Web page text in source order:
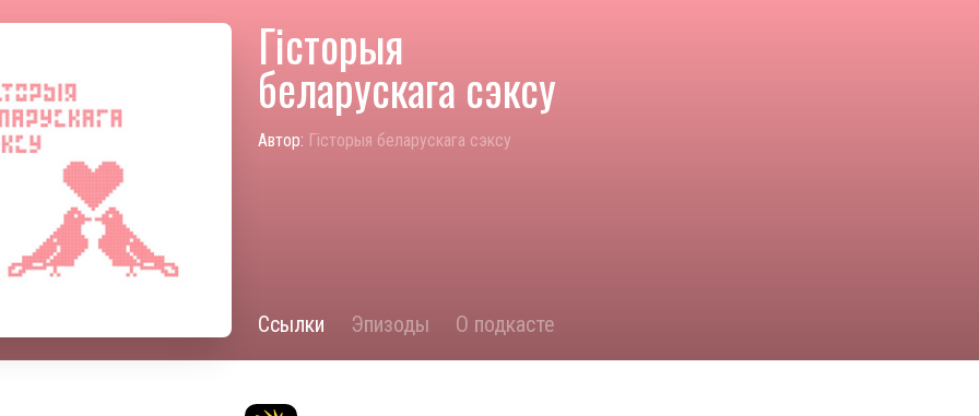
Гісторыя
беларускага сэксу
Автор: Гісторыя беларускага сэксу
Ссылки Эпизоды О подкасте